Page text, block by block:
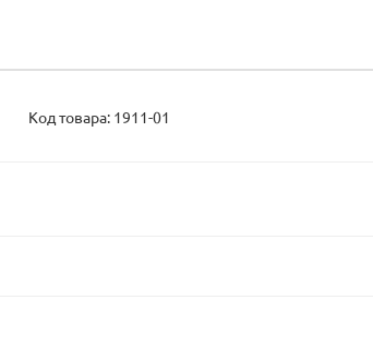
Код товара: 1911-01